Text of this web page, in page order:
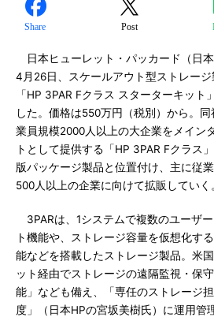
Share Post
日本ヒューレット・パッカード（日
4月26日、スケールアウト型ストレージ
「HP 3PAR Fクラス スターターキット
した。価格は550万円（税別）から。同
業員規模2000人以上の大企業をメイン
トとして提供する「HP 3PAR Fクラス
版パッケージ製品と位置付け、主に従
500人以上の企業に向けて拡販していく
3PARは、1システムで複数のユーザ
ト機能や、ストレージ容量を仮想化す
能などを搭載したストレージ製品。米
ット経由でストレージの遠隔監視・保
能」なども備え、「専任のストレージ
度」（日本HPの宮坂美樹氏）に運用管